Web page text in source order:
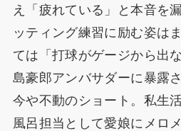
え「疲れている」と本音を
ッティング練習に励む姿は
ては「打球がゲージから出
島豪郎アンバサダーに暴露
今や不動のショート。私生
風呂担当として愛娘にメロ